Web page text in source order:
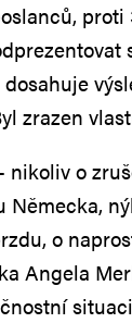
zrazen
nikoliv o
Německa,
o
Angela